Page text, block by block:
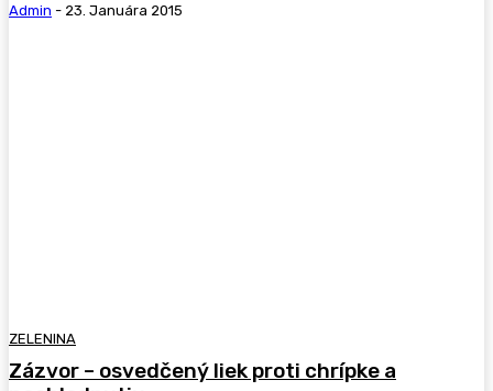
Admin - 23. Januára 2015
ZELENINA
Zázvor – osvedčený liek proti chrípke a